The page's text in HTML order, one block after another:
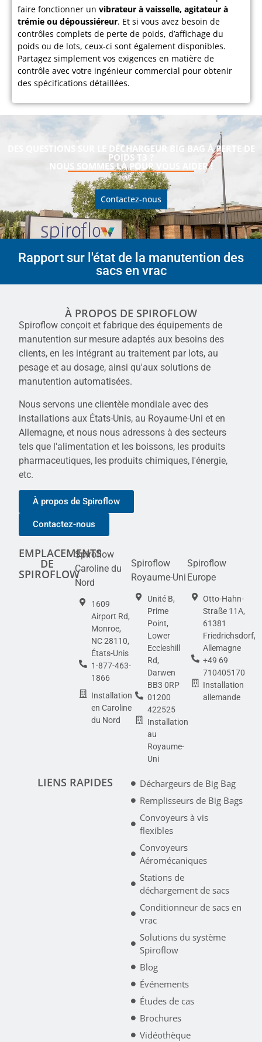
faire fonctionner un vibrateur à vaisselle, agitateur à
trémie ou dépoussiéreur. Et si vous avez besoin de
contrôles complets de perte de poids, d’affichage du
poids ou de lots, ceux-ci sont également disponibles.
Partagez simplement vos exigences en matière de
contrôle avec votre ingénieur commercial pour obtenir
des spécifications détaillées.
DES QUESTIONS SUR LE DÉCHARGEUR BIG BAG À PERTE DE
POIDS T3 ?
NOUS SOMMES LÀ POUR VOUS AIDER !
Contactez-nous
Rapport sur l'état de la manutention des
sacs en vrac
À PROPOS DE SPIROFLOW
Spiroflow conçoit et fabrique des équipements de
manutention sur mesure adaptés aux besoins des
clients, en les intégrant au traitement par lots, au
pesage et au dosage, ainsi qu'aux solutions de
manutention automatisées.
Nous servons une clientèle mondiale avec des
installations aux États-Unis, au Royaume-Uni et en
Allemagne, et nous nous adressons à des secteurs
tels que l'alimentation et les boissons, les produits
pharmaceutiques, les produits chimiques, l'énergie,
etc.
À propos de Spiroflow
Contactez-nous
EMPLACEMENTS
DE
SPIROFLOW
Spiroflow
Caroline du
Nord
1609
Airport Rd,
Monroe,
NC 28110,
États-Unis
1-877-463-
1866
Installation
en Caroline
du Nord
Spiroflow
Royaume-Uni
Unité B,
Prime
Point,
Lower
Eccleshill
Rd,
Darwen
BB3 0RP
01200
422525
Installation
au
Royaume-
Uni
Spiroflow
Europe
Otto-Hahn-
Straße 11A,
61381
Friedrichsdorf,
Allemagne
+49 69
710405170
Installation
allemande
LIENS RAPIDES
Déchargeurs de Big Bag
Remplisseurs de Big Bags
Convoyeurs à vis
flexibles
Convoyeurs
Aéromécaniques
Stations de
déchargement de sacs
Conditionneur de sacs en
vrac
Solutions du système
Spiroflow
Blog
Événements
Études de cas
Brochures
Vidéothèque